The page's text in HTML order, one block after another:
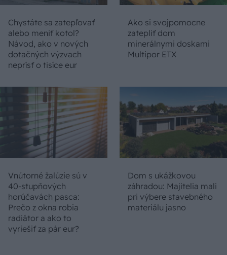
Chystáte sa zatepľovať
alebo meniť kotol?
Návod, ako v nových
dotačných výzvach
neprísť o tisíce eur
Ako si svojpomocne
zatepliť dom
minerálnymi doskami
Multipor ETX
Vnútorné žalúzie sú v
40-stupňových
horúčavách pasca:
Prečo z okna robia
radiátor a ako to
vyriešiť za pár eur?
Dom s ukážkovou
záhradou: Majitelia mali
pri výbere stavebného
materiálu jasno